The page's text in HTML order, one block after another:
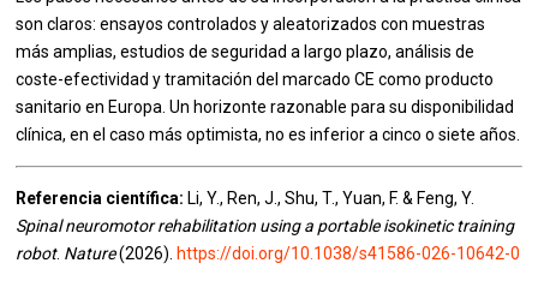
son claros: ensayos controlados y aleatorizados con muestras
más amplias, estudios de seguridad a largo plazo, análisis de
coste-efectividad y tramitación del marcado CE como producto
sanitario en Europa. Un horizonte razonable para su disponibilidad
clínica, en el caso más optimista, no es inferior a cinco o siete años.
Referencia científica: Li, Y., Ren, J., Shu, T., Yuan, F. & Feng, Y.
Spinal neuromotor rehabilitation using a portable isokinetic training
robot. Nature(2026). https://doi.org/10.1038/s41586-026-10642-0